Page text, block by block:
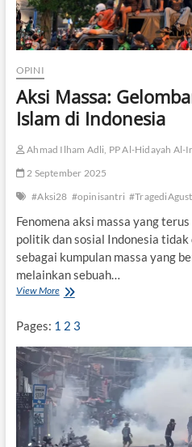
OPINI
Aksi Massa:
Islam di Indonesia
Ahmad Ilham Adli, PP Al-Hidayah Al-
2 September 2025
#Aksi28 #opinisantri
Fenomena aksi massa yang
politik dan sosial Indonesia
sebagai kumpulan massa yang
melainkan sebuah…
View MoreA
i
M
a
s
a
G
Pages: 1 2 3